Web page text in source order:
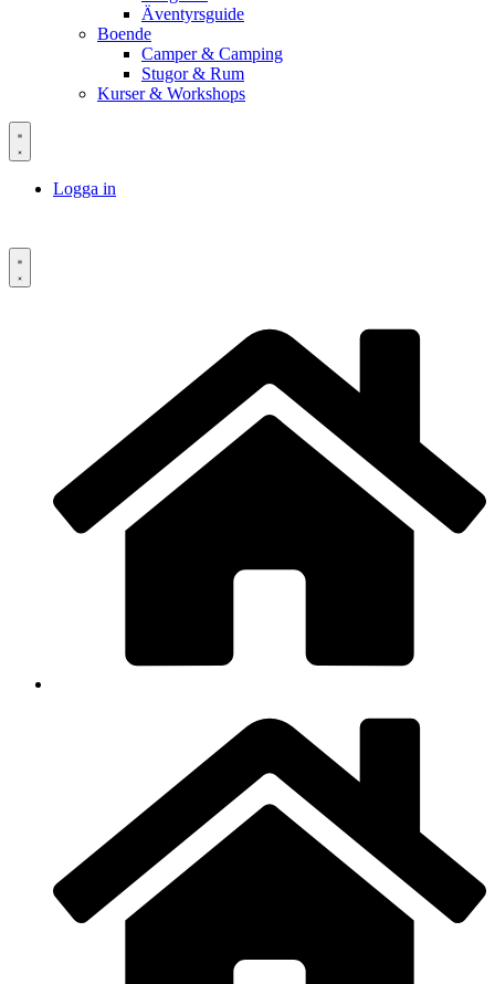
Äventyrsguide
Boende
Camper & Camping
Stugor & Rum
Kurser & Workshops
Logga in